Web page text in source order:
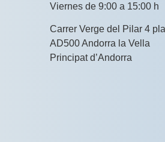
Viernes de 9:00 a 15:00 h
Carrer Verge del Pilar 4
AD500 Andorra la Vella
Principat d’Andorra